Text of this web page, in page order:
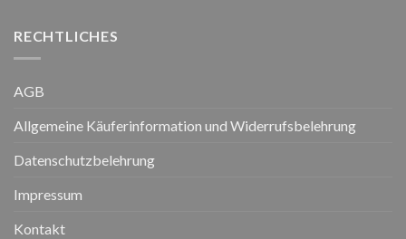
RECHTLICHES
AGB
Allgemeine Käuferinformation und Widerrufsbelehrung
Datenschutzbelehrung
Impressum
Kontakt